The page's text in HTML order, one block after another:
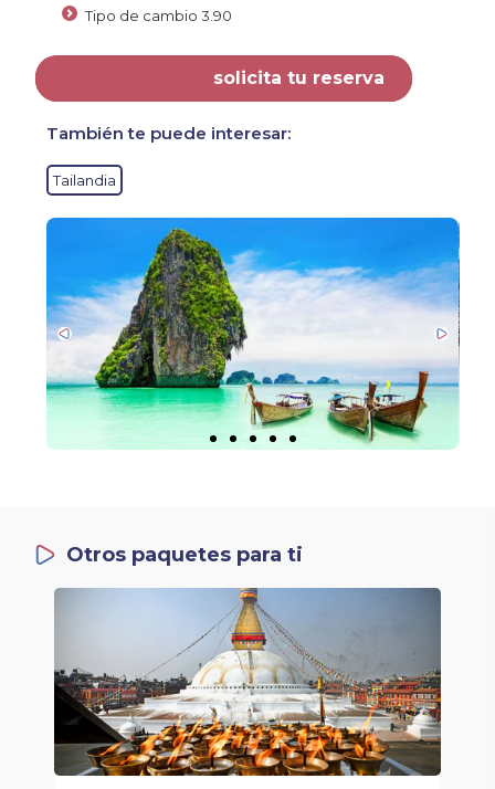
Tipo de cambio 3.90
solicita tu reserva
También te puede interesar:
Tailandia
Otros paquetes para ti